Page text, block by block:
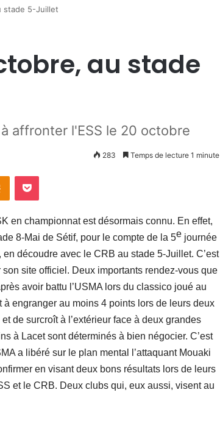
stade 5-Juillet
au stade
affronter l'ESS le 20 octobre
283 Temps de lecture 1 minute
Odnoklassniki
Pocket
en championnat est désormais connu. En effet,
8-Mai de Sétif, pour le compte de la 5e journée
découdre avec le CRB au stade 5-Juillet. C’est
site officiel. Deux importants rendez-vous que
avoir battu l’USMA lors du classico joué au
engranger au moins 4 points lors de leurs deux
de surcroît à l’extérieur face à deux grandes
à Lacet sont déterminés à bien négocier. C’est
a libéré sur le plan mental l’attaquant Mouaki
en visant deux bons résultats lors de leurs
et le CRB. Deux clubs qui, eux aussi, visent au